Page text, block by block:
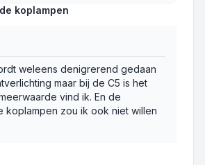
koplampen
weleens denigrerend gedaan
maar bij de C5 is het
vind ik. En de
koplampen zou ik ook niet willen